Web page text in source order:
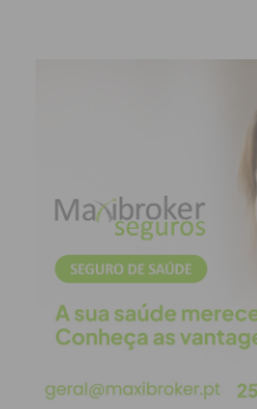
momentos alto do dia.
Ele chama-se Vitorino
Casais Novos, S.
dos que se vai juntar à
Penafiel. Vai ser
ele o avô mais velho do
alfaiate durante a sua
seis netos, seis